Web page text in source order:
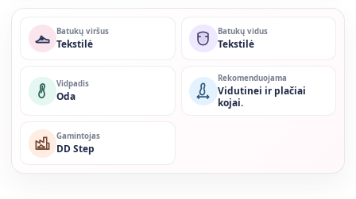
Batukų viršus
Tekstilė
Batukų vidus
Tekstilė
Vidpadis
Oda
Rekomenduojama
Vidutinei ir plačiai
kojai.
Gamintojas
DD Step